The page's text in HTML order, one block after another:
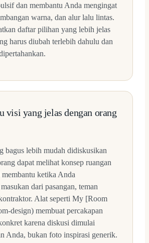
dan membantu Anda mengingat
warna, dan alur lalu lintas.
daftar pilihan yang lebih jelas
harus diubah terlebih dahulu dan
visi yang jelas dengan orang
bagus lebih mudah didiskusikan
dapat melihat konsep ruangan
ketika Anda
dari pasangan, teman
Alat seperti My [Room
design) membuat percakapan
karena diskusi dimulai
Anda, bukan foto inspirasi generik.